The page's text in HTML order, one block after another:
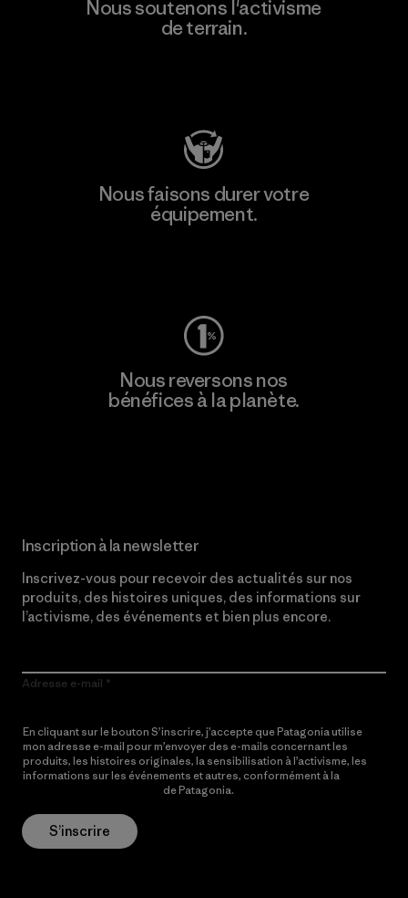
Nous soutenons l'activisme
de terrain.
Nous faisons durer votre
équipement.
Nous reversons nos
bénéfices à la planète.
Inscription à la newsletter
Inscrivez-vous pour recevoir des actualités sur nos
produits, des histoires uniques, des informations sur
l’activisme, des événements et bien plus encore.
Adresse e-mail
En cliquant sur le bouton S’inscrire, j’accepte que Patagonia utilise
mon adresse e-mail pour m’envoyer des e-mails concernant les
produits, les histoires originales, la sensibilisation à l’activisme, les
informations sur les événements et autres, conformément à la
de Patagonia.
S’inscrire